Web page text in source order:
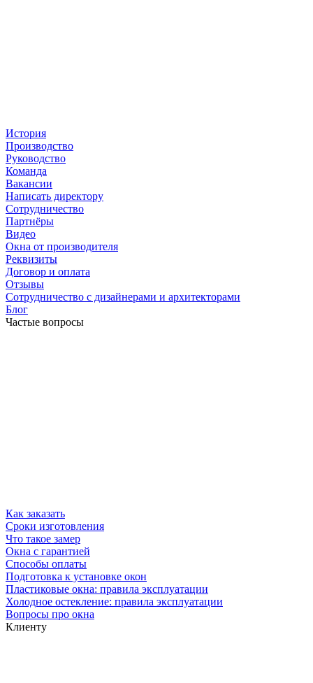
История
Производство
Руководство
Команда
Вакансии
Написать директору
Сотрудничество
Партнёры
Видео
Окна от производителя
Реквизиты
Договор и оплата
Отзывы
Сотрудничество с дизайнерами и архитекторами
Блог
Частые вопросы
Как заказать
Сроки изготовления
Что такое замер
Окна с гарантией
Способы оплаты
Подготовка к установке окон
Пластиковые окна: правила эксплуатации
Холодное остекление: правила эксплуатации
Вопросы про окна
Клиенту